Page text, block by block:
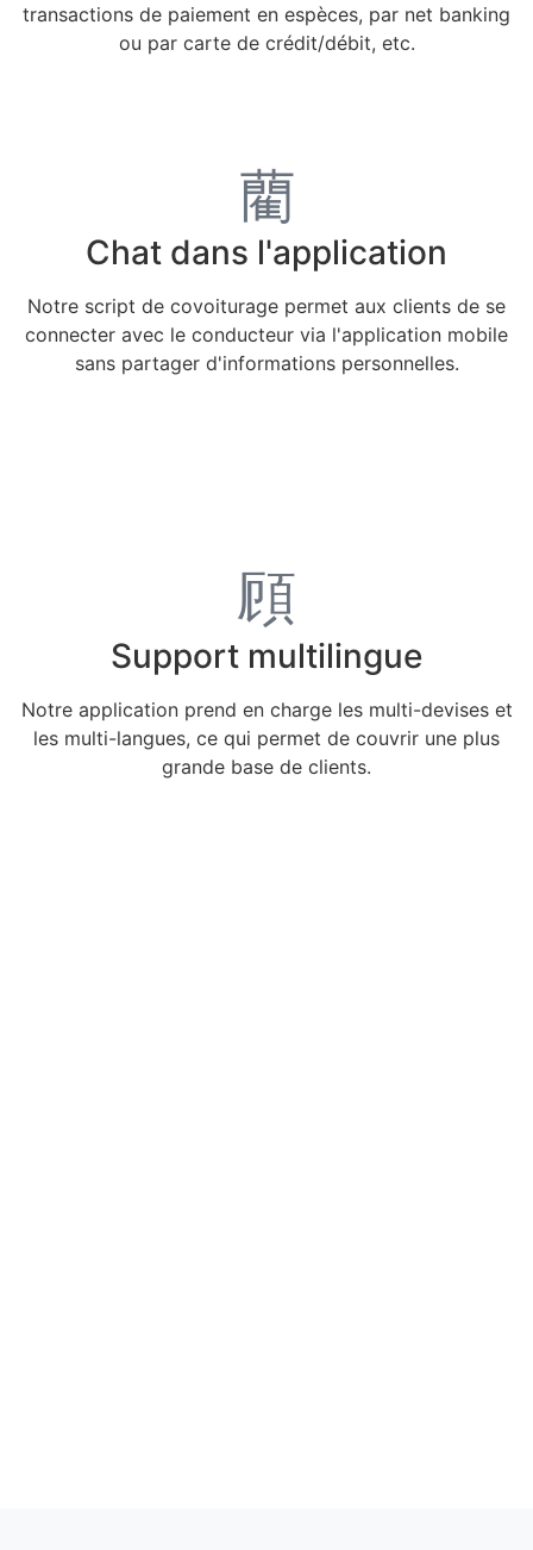
transactions de paiement en espèces, par net banking
ou par carte de crédit/débit, etc.
Chat dans l'application
Notre script de covoiturage permet aux clients de se
connecter avec le conducteur via l'application mobile
sans partager d'informations personnelles.
Support multilingue
Notre application prend en charge les multi-devises et
les multi-langues, ce qui permet de couvrir une plus
grande base de clients.